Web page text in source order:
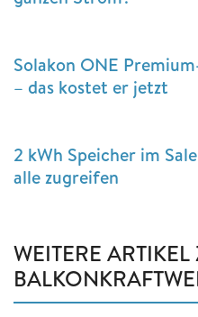
Solakon ONE
– das kostet er jetzt
2 kWh Speicher im
alle zugreifen
WEITERE ARTIKEL